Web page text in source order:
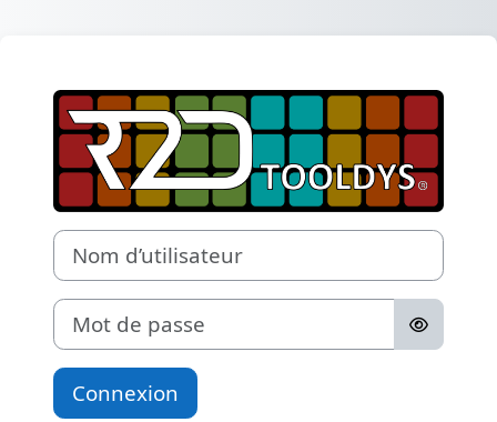
Connexion à
Nom d’utilisateur
Mot de passe
Connexion